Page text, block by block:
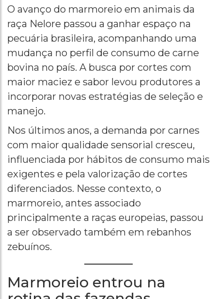
O avanço do marmoreio em animais da
raça Nelore passou a ganhar espaço na
pecuária brasileira, acompanhando uma
mudança no perfil de consumo de carne
bovina no país. A busca por cortes com
maior maciez e sabor levou produtores a
incorporar novas estratégias de seleção e
manejo.
Nos últimos anos, a demanda por carnes
com maior qualidade sensorial cresceu,
influenciada por hábitos de consumo mais
exigentes e pela valorização de cortes
diferenciados. Nesse contexto, o
marmoreio, antes associado
principalmente a raças europeias, passou
a ser observado também em rebanhos
zebuínos.
Marmoreio entrou na